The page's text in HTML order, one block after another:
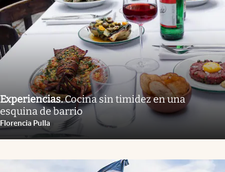
Experiencias.Cocina sin timidez en una
esquina de barrio
Florencia Pulla